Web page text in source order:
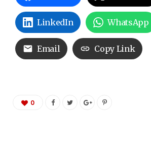
LinkedIn WhatsApp
Email Copy Link
0